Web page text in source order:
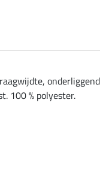
100 % polyester.